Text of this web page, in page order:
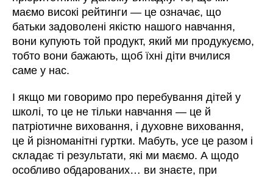
маємо високі рейтинги — це означає, що
батьки задоволені якістю нашого навчання,
вони купують той продукт, який ми продукуємо,
тобто вони бажають, щоб їхні діти вчилися
саме у нас.
І якщо ми говоримо про перебування дітей у
школі, то це не тільки навчання — це й
патріотичне виховання, і духовне виховання,
це й різноманітні гуртки. Мабуть, усе це разом і
складає ті результати, які ми маємо. А щодо
особливо обдарованих… ви знаєте, при